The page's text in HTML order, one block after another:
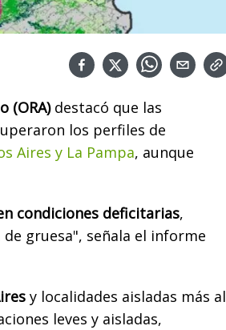
(ORA)destacó que las
los perfiles de
Aires y La Pampa, aunque
condiciones deficitarias,
gruesa", señala el informe
y localidades aisladas más al
leves y aisladas,